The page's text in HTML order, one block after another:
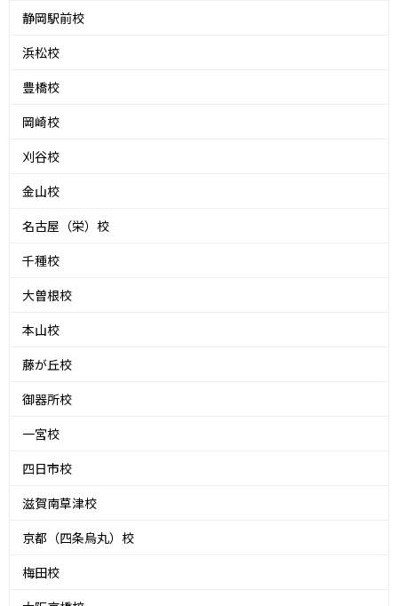
静岡駅前校
浜松校
豊橋校
岡崎校
刈谷校
金山校
名古屋（栄）校
千種校
大曽根校
本山校
藤が丘校
御器所校
一宮校
四日市校
滋賀南草津校
京都（四条烏丸）校
梅田校